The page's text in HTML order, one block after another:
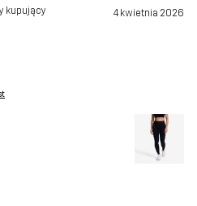
kupujący 4 kwietnia 2026